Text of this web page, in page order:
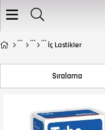
İç Lastikler
Sıralama